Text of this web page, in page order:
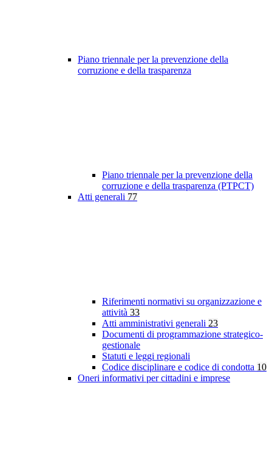
Piano triennale per la prevenzione della
corruzione e della trasparenza
Piano triennale per la prevenzione della
corruzione e della trasparenza (PTPCT)
Atti generali 77
Riferimenti normativi su organizzazione e
attività 33
Atti amministrativi generali 23
Documenti di programmazione strategico-
gestionale
Statuti e leggi regionali
Codice disciplinare e codice di condotta 10
Oneri informativi per cittadini e imprese